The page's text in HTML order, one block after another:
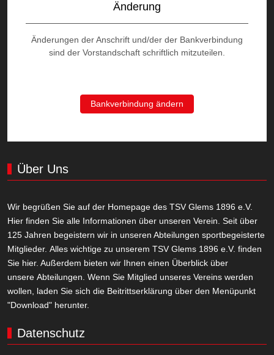
Änderung
Änderungen der Anschrift und/der der Bankverbindung
sind der Vorstandschaft schriftlich mitzuteilen.
Bankverbindung ändern
Über Uns
Wir begrüßen Sie auf der Homepage des TSV Glems 1896 e.V.
Hier finden Sie alle Informationen über unseren Verein. Seit über
125 Jahren begeistern wir in unseren Abteilungen sportbegeisterte
Mitglieder. Alles wichtige zu unserem TSV Glems 1896 e.V. finden
Sie hier. Außerdem bieten wir Ihnen einen Überblick über
unsere Abteilungen. Wenn Sie Mitglied unseres Vereins werden
wollen, laden Sie sich die Beitrittserklärung über den Menüpunkt
"Download" herunter.
Datenschutz